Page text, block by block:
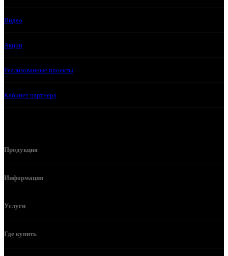
Видео
Акции
Реализованные проекты
Кабинет партнера
Продукция
Информация
Услуги
Где купить